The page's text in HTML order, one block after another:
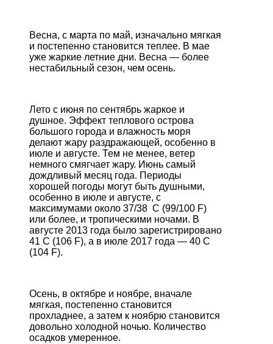
Весна, с марта по май, изначально мягкая
и постепенно становится теплее. В мае
уже жаркие летние дни. Весна — более
нестабильный сезон, чем осень.
Лето с июня по сентябрь жаркое и
душное. Эффект теплового острова
большого города и влажность моря
делают жару раздражающей, особенно в
июле и августе. Тем не менее, ветер
немного смягчает жару. Июнь самый
дождливый месяц года. Периоды
хорошей погоды могут быть душными,
особенно в июле и августе, с
максимумами около 37/38 C (99/100 F)
или более, и тропическими ночами. В
августе 2013 года было зарегистрировано
41 C (106 F), а в июле 2017 года — 40 C
(104 F).
Осень, в октябре и ноябре, вначале
мягкая, постепенно становится
прохладнее, а затем к ноябрю становится
довольно холодной ночью. Количество
осадков умеренное.